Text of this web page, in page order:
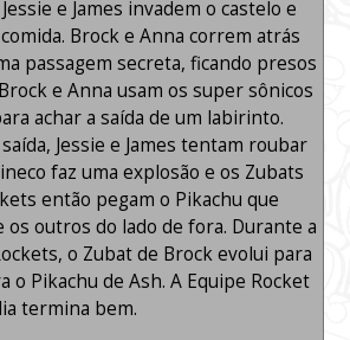
e James invadem o castelo e
Brock e Anna correm atrás
passagem secreta, ficando presos
e Anna usam os super sônicos
achar a saída de um labirinto.
Jessie e James tentam roubar
faz uma explosão e os Zubats
então pegam o Pikachu que
os outros do lado de fora. Durante a
o Zubat de Brock evolui para
o Pikachu de Ash. A Equipe Rocket
termina bem.